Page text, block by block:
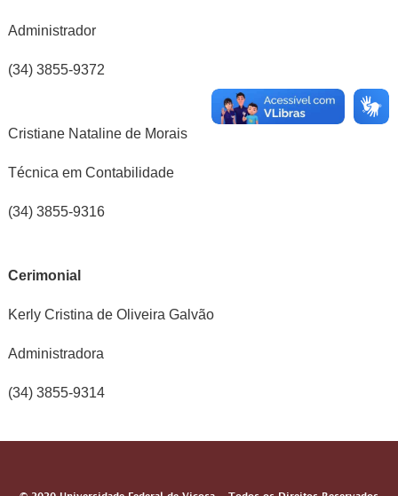
Administrador
(34) 3855-9372
Cristiane Nataline de Morais
Técnica em Contabilidade
(34) 3855-9316
Cerimonial
Kerly Cristina de Oliveira Galvão
Administradora
(34) 3855-9314